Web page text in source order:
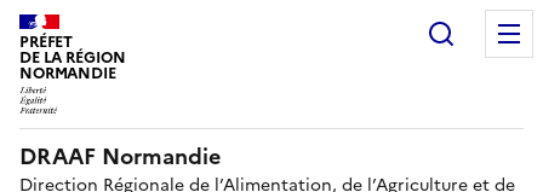
PRÉFET
DE LA RÉGION
NORMANDIE
DRAAF Normandie
Direction Régionale de l’Alimentation, de l’Agriculture et de